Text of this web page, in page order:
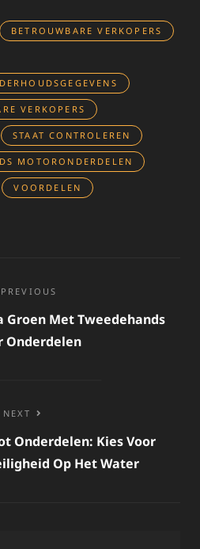
BETROUWBARE VERKOPERS
VERKOPERS
STAAT CONTROLEREN
MOTORONDERDELEN
VOORDELEN
PREVIOUS
Groen Met Tweedehands
Onderdelen
NEXT
Onderdelen: Kies Voor
Op Het Water